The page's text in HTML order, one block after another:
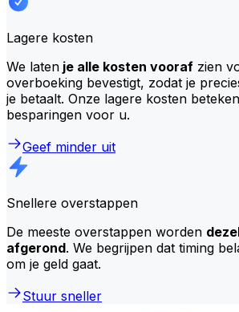
Lagere kosten
We laten je alle kosten vooraf zien
overboeking bevestigt, zodat je
je betaalt. Onze lagere kosten
besparingen voor u.
Geef minder uit
Snellere overstappen
De meeste overstappen worden
afgerond. We begrijpen dat timing
om je geld gaat.
Stuur sneller